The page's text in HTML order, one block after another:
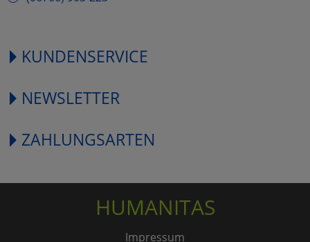
KUNDENSERVICE
NEWSLETTER
ZAHLUNGSARTEN
HUMANITAS
Impressum